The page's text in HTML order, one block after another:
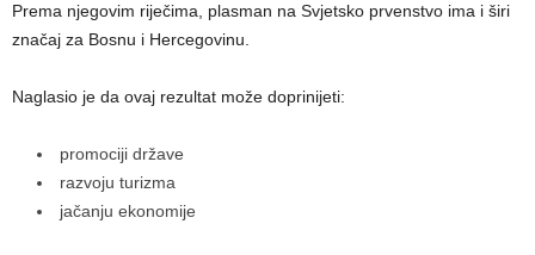
Prema njegovim riječima, plasman na Svjetsko prvenstvo ima i širi
značaj za Bosnu i Hercegovinu.
Naglasio je da ovaj rezultat može doprinijeti:
promociji države
razvoju turizma
jačanju ekonomije